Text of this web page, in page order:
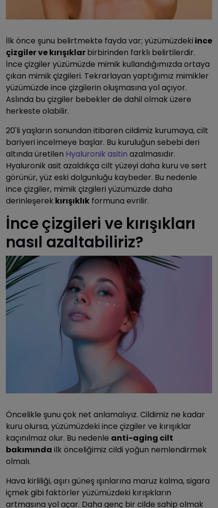
İlk önce şunu belirtmekte fayda var; yüzümüzdeki ince
çizgiler ve kırışıklarbirbirinden farklı belirtilerdir.
İnce çizgiler yüzümüzde mimik kullandığımızda ortaya
çıkan mimik çizgileri. Tekrarlayan yaptığımız mimikler
yüzümüzde ince çizgilerin oluşmasına yol açıyor.
Aslında bu çizgiler bebekler de dahil olmak üzere
herkeste olabilir.
20'li yaşların sonundan itibaren cildimiz kurumaya, cilt
bariyeri incelmeye başlar. Bu kuruluğun sebebi deri
altında üretilen Hyaluronik asitin azalmasıdır.
Hyaluronik asit azaldıkça cilt yüzeyi daha kuru ve sert
görünür, yüz eski dolgunluğu kaybeder. Bu nedenle
ince çizgiler, mimik çizgileri yüzümüzde daha
derinleşerek kırışıklık formuna evrilir.
İnce çizgileri ve kırışıkları
nasıl azaltabiliriz?
Öncelikle şunu çok net anlamalıyız. Cildimiz ne kadar
kuru olursa, yüzümüzdeki ince çizgiler ve kırışıklar
kaçınılmaz olur. Bu nedenle anti-aging cilt
bakımında ilk önceliğimiz cildi yoğun nemlendirmek
olmalı.
Hava kirliliği, aşırı güneş ışınlarına maruz kalma, sigara
içmek gibi faktörler yüzümüzdeki kırışıkların
artmasına yol açar. Daha genç bir cilde sahip olmak